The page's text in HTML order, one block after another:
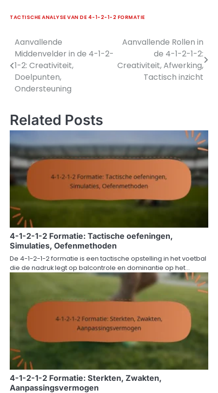
TACTISCHE ANALYSE VAN DE 4-1-2-1-2 FORMATIE
Post
navigation
Aanvallende
Middenvelder in de 4-1-2-
1-2: Creativiteit,
Doelpunten,
Ondersteuning
Aanvallende Rollen in
de 4-1-2-1-2:
Creativiteit, Afwerking,
Tactisch inzicht
Related Posts
4-1-2-1-2 Formatie: Tactische oefeningen,
Simulaties, Oefenmethoden
De 4-1-2-1-2 formatie is een tactische opstelling in het voetbal
die de nadruk legt op balcontrole en dominantie op het…
4-1-2-1-2 Formatie: Sterkten, Zwakten,
Aanpassingsvermogen